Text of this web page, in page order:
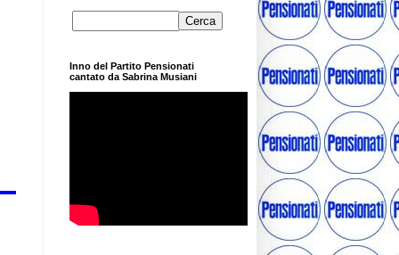
Inno del Partito Pensionati
cantato da Sabrina Musiani